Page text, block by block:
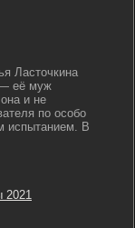
Ласточкина
— её муж
и не
по особо
испытанием. В
2021